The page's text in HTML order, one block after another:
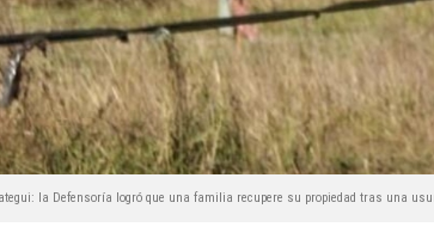
la Defensoría logró que una familia recupere su propiedad tras una